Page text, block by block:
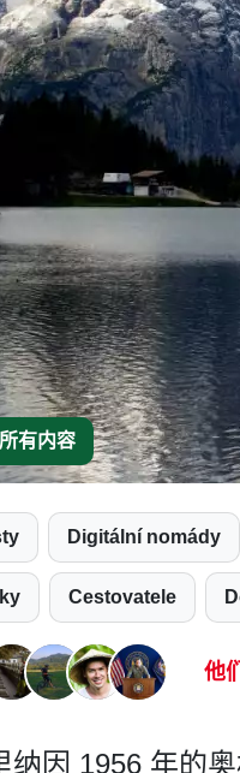
有内容
Digitální nomády
Cestovatele
他
纳因 1956 年的